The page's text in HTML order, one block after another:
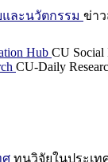
ละนวัตกรรม ข่าว
Hub CU Social
CU-Daily
ศ ทุนวิจัยในประเท